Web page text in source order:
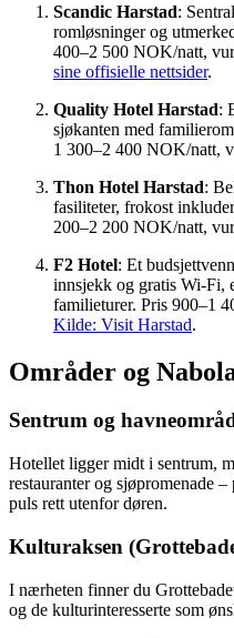
Scandic Harstad:
romløsninger og
400–2 500 NOK/natt,
sine offisielle nettsider.
Quality Hotel Harstad:
sjøkanten med
1 300–2 400 NOK/natt,
Thon Hotel Harstad:
fasiliteter, frokost
200–2 200 NOK/natt,
F2 Hotel: Et
innsjekk og gratis Wi-Fi,
familieturer. Pris 900–1
Kilde: Visit Harstad.
Områder og
Sentrum og
Hotellet ligger midt i sentrum,
restauranter og sjøpromenade
puls rett utenfor døren.
Kulturaksen
I nærheten finner du
og de kulturinteresserte som